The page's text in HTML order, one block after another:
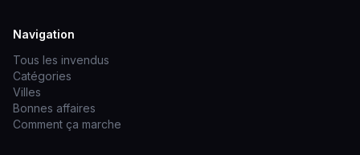
Navigation
Tous les invendus
Catégories
Villes
Bonnes affaires
Comment ça marche